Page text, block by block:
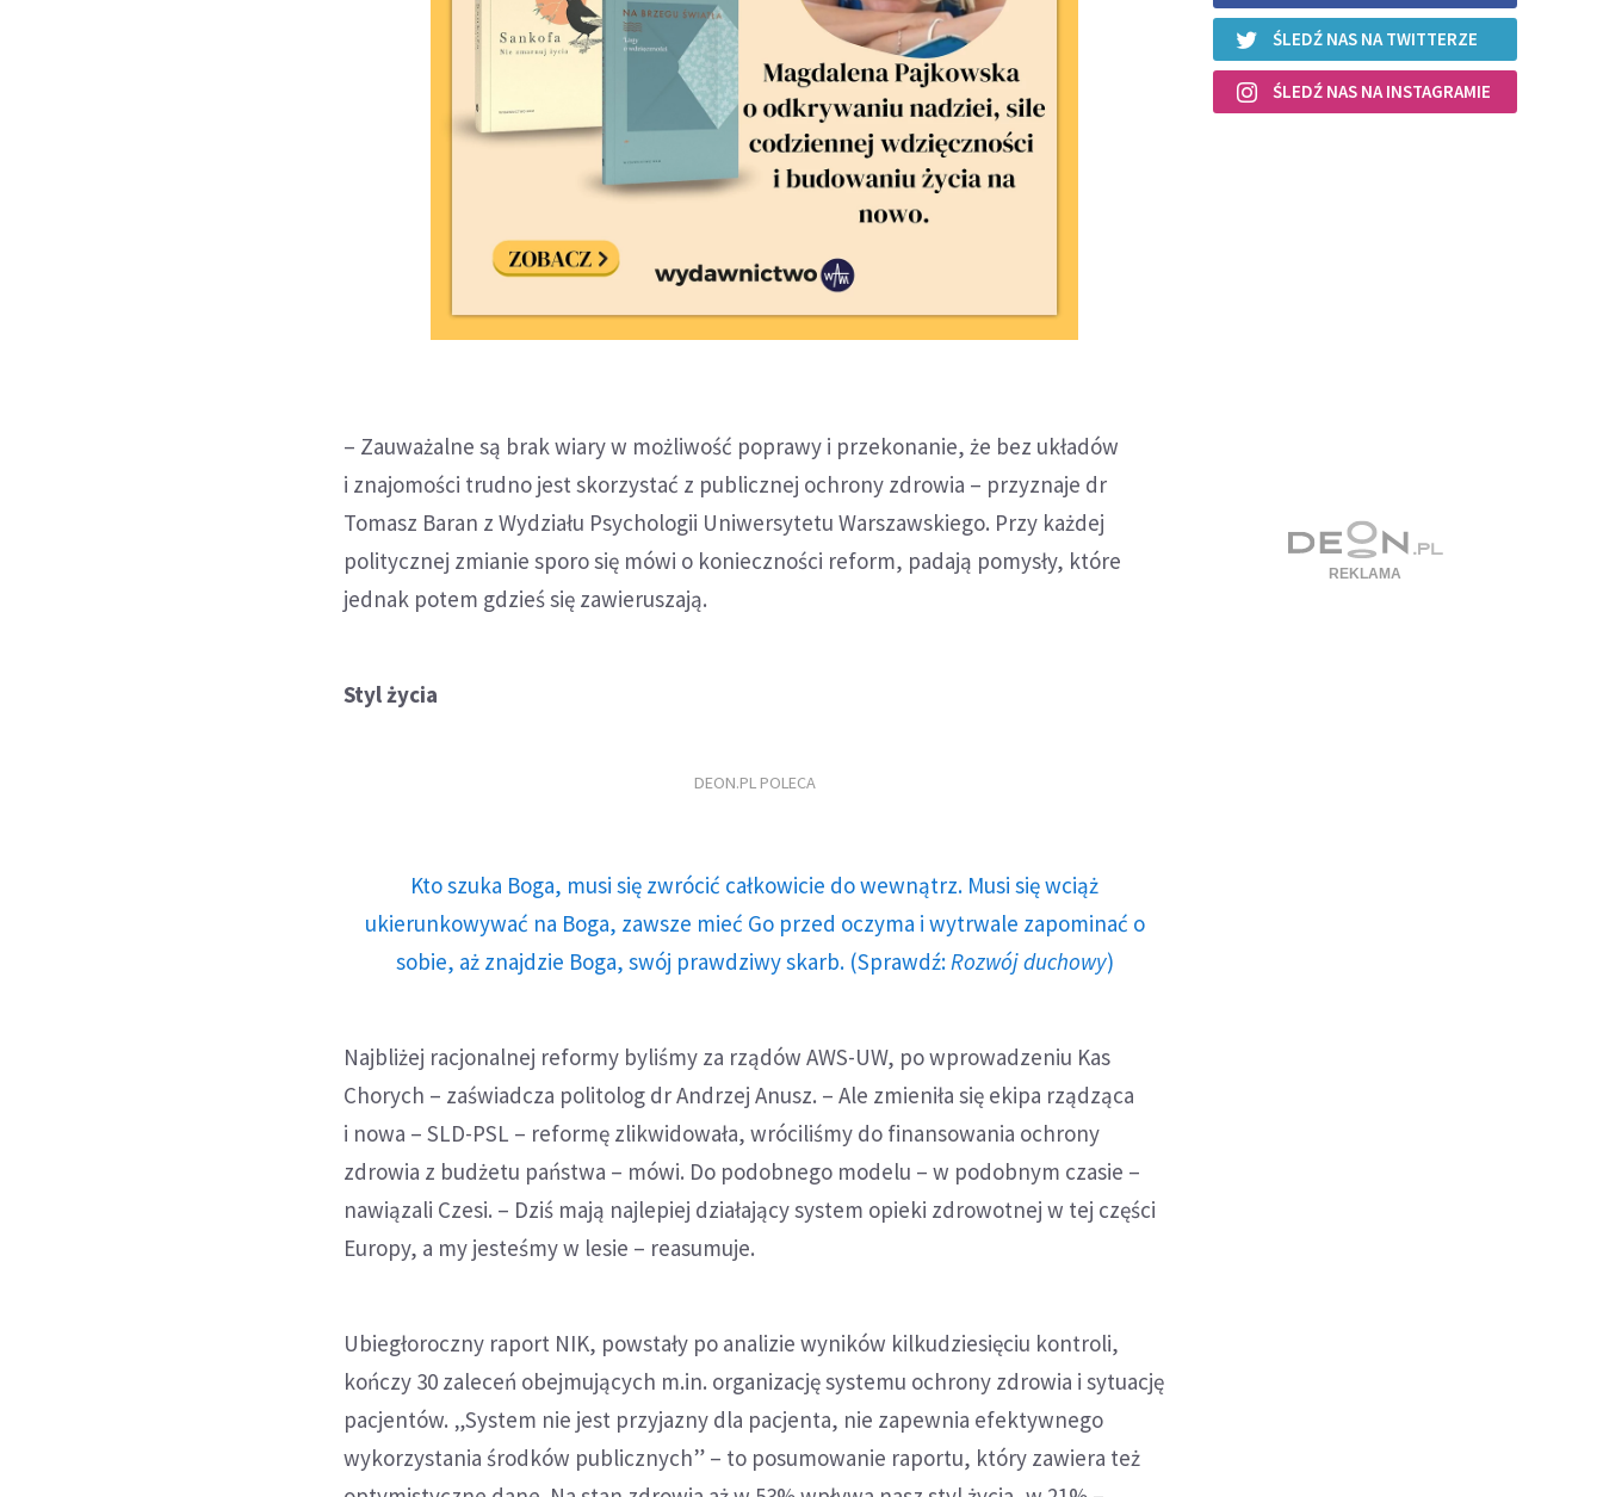
– Zauważalne są brak wiary w możliwość poprawy i przekonanie, że bez układów
i znajomości trudno jest skorzystać z publicznej ochrony zdrowia – przyznaje dr
Tomasz Baran z Wydziału Psychologii Uniwersytetu Warszawskiego. Przy każdej
politycznej zmianie sporo się mówi o konieczności reform, padają pomysły, które
jednak potem gdzieś się zawieruszają.
Styl życia
DEON.PL POLECA
Kto szuka Boga, musi się zwrócić całkowicie do wewnątrz. Musi się wciąż
ukierunkowywać na Boga, zawsze mieć Go przed oczyma i wytrwale zapominać o
sobie, aż znajdzie Boga, swój prawdziwy skarb. (Sprawdź: Rozwój duchowy)
Najbliżej racjonalnej reformy byliśmy za rządów AWS-UW, po wprowadzeniu Kas
Chorych – zaświadcza politolog dr Andrzej Anusz. – Ale zmieniła się ekipa rządząca
i nowa – SLD-PSL – reformę zlikwidowała, wróciliśmy do finansowania ochrony
zdrowia z budżetu państwa – mówi. Do podobnego modelu – w podobnym czasie –
nawiązali Czesi. – Dziś mają najlepiej działający system opieki zdrowotnej w tej części
Europy, a my jesteśmy w lesie – reasumuje.
Ubiegłoroczny raport NIK, powstały po analizie wyników kilkudziesięciu kontroli,
kończy 30 zaleceń obejmujących m.in. organizację systemu ochrony zdrowia i sytuację
pacjentów. „System nie jest przyjazny dla pacjenta, nie zapewnia efektywnego
wykorzystania środków publicznych” – to posumowanie raportu, który zawiera też
ŚLEDŹ NAS NA TWITTERZE
ŚLEDŹ NAS NA INSTAGRAMIE